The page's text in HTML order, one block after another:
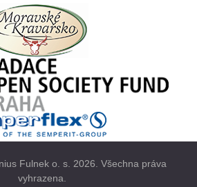
Fulnek o. s. 2026. Všechna práva
vyhrazena.